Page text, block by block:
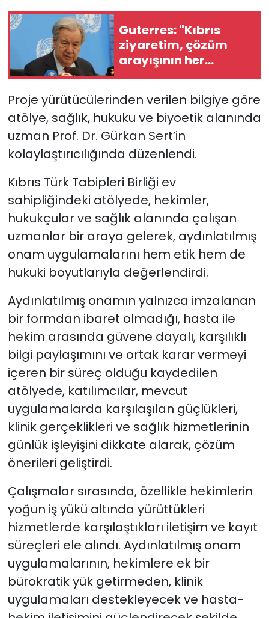
Guterres: "Kıbrıs
ziyaretim, çözüm
arayışının her
zamankinden daha
gösterdi"
Proje yürütücülerinden verilen bilgiye göre
atölye, sağlık, hukuku ve biyoetik alanında
uzman Prof. Dr. Gürkan Sert’in
kolaylaştırıcılığında düzenlendi.
Kıbrıs Türk Tabipleri Birliği ev
sahipliğindeki atölyede, hekimler,
hukukçular ve sağlık alanında çalışan
uzmanlar bir araya gelerek, aydınlatılmış
onam uygulamalarını hem etik hem de
hukuki boyutlarıyla değerlendirdi.
Aydınlatılmış onamın yalnızca imzalanan
bir formdan ibaret olmadığı, hasta ile
hekim arasında güvene dayalı, karşılıklı
bilgi paylaşımını ve ortak karar vermeyi
içeren bir süreç olduğu kaydedilen
atölyede, katılımcılar, mevcut
uygulamalarda karşılaşılan güçlükleri,
klinik gerçeklikleri ve sağlık hizmetlerinin
günlük işleyişini dikkate alarak, çözüm
önerileri geliştirdi.
Çalışmalar sırasında, özellikle hekimlerin
yoğun iş yükü altında yürüttükleri
hizmetlerde karşılaştıkları iletişim ve kayıt
süreçleri ele alındı. Aydınlatılmış onam
uygulamalarının, hekimlere ek bir
bürokratik yük getirmeden, klinik
uygulamaları destekleyecek ve hasta-
Yazarlar